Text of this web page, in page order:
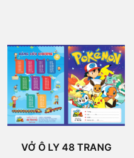
VỞ Ô LY 48 TRANG